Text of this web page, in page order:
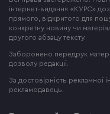
інтернет-видання «КУРС»
прямого, відкритого для
конкретну новину чи
другого абзацу тексту.
Заборонено передрук
дозволу редакції.
За достовірність рекламної
рекламодавець.